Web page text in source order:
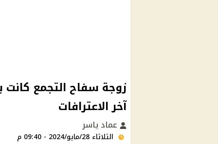
زوجة سفاح التجمع
آخر الاعترافات
عماد ياسر
الثلاثاء 28/مايو/2024 - 09:40 م